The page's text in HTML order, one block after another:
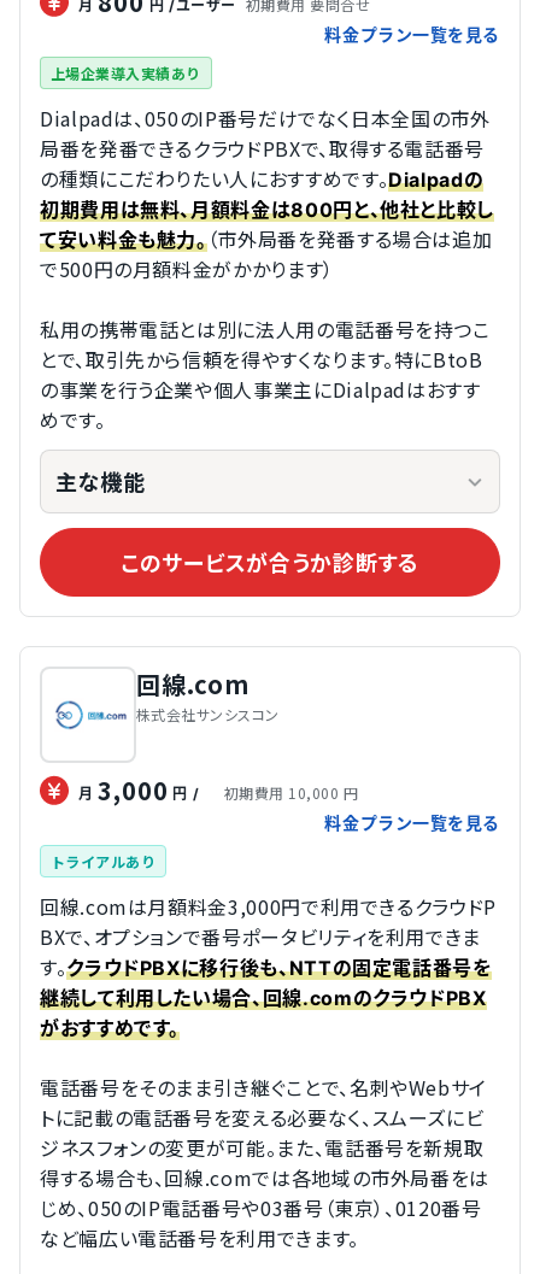
月 円 /ユーザー
初期費用 要問合せ
料金プラン一覧を見る
上場企業導入実績あり
Dialpadは、050のIP番号だけでなく日本全国の市外
局番を発番できるクラウドPBXで、取得する電話番号
の種類にこだわりたい人におすすめです。Dialpadの
初期費用は無料、月額料金は800円と、他社と比較し
て安い料金も魅力。（市外局番を発番する場合は追加
で500円の月額料金がかかります）
私用の携帯電話とは別に法人用の電話番号を持つこ
とで、取引先から信頼を得やすくなります。特にBtoB
の事業を行う企業や個人事業主にDialpadはおすす
めです。
主な機能
このサービスが合うか診断する
回線.com
株式会社サンシスコン
月 3,000 円 /
初期費用 10,000 円
料金プラン一覧を見る
トライアルあり
回線.comは月額料金3,000円で利用できるクラウドP
BXで、オプションで番号ポータビリティを利用できま
す。クラウドPBXに移行後も、NTTの固定電話番号を
継続して利用したい場合、回線.comのクラウドPBX
がおすすめです。
電話番号をそのまま引き継ぐことで、名刺やWebサイ
トに記載の電話番号を変える必要なく、スムーズにビ
ジネスフォンの変更が可能。また、電話番号を新規取
得する場合も、回線.comでは各地域の市外局番をは
じめ、050のIP電話番号や03番号（東京）、0120番号
など幅広い電話番号を利用できます。